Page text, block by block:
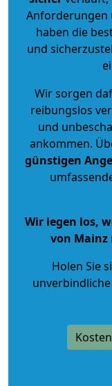
Anforderungen
haben die
und
Wir sorgen
reibungslos
und
ankommen.
günstigen
Wir legen los,
von Mainz
Holen Sie